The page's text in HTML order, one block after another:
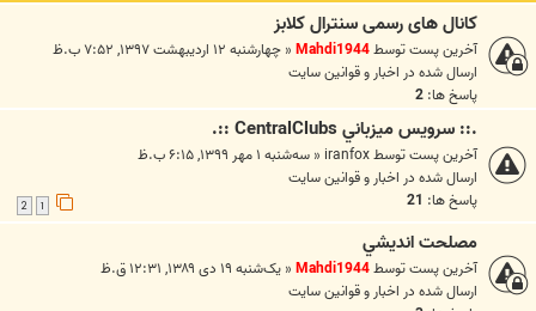
کانال های رسمی سنترال کلابز
آخرین پست توسطMahdi1944
« چهارشنبه ۱۲ اردیبهشت ۱۳۹۷, ۷:۵۲ ب.ظ
ارسال شده در اخبار و قوانين سايت
پاسخ ها: 2
.:: سرويس ميزباني CentralClubs ::.
آخرین پست توسطiranfox
« سه‌شنبه ۱ مهر ۱۳۹۹, ۶:۱۵ ب.ظ
ارسال شده در اخبار و قوانين سايت
پاسخ ها: 21
1
2
مصلحت انديشي
آخرین پست توسطMahdi1944
« یک‌شنبه ۱۹ دی ۱۳۸۹, ۱۲:۳۱ ق.ظ
ارسال شده در اخبار و قوانين سايت